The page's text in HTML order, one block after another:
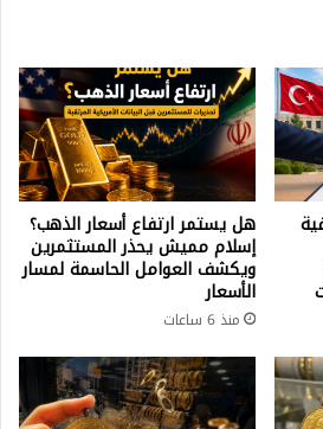
هل يستمر ارتفاع أسعار الذهب؟
إسلام مميش يحذر المستثمرين
ويكشف العوامل الحاسمة لمسار
الأسعار
منذ 6 ساعات